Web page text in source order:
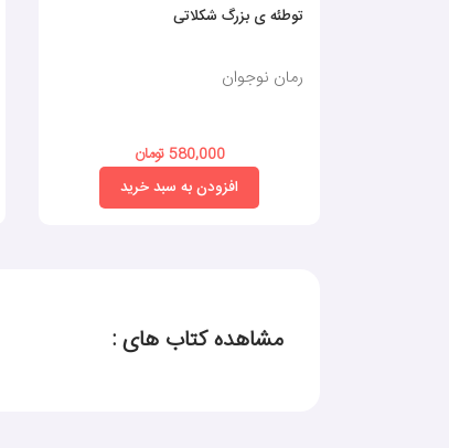
توطئه ی بزرگ شکلاتی
رمان نوجوان
580,000 تومان
افزودن به سبد خرید
مشاهده کتاب های :